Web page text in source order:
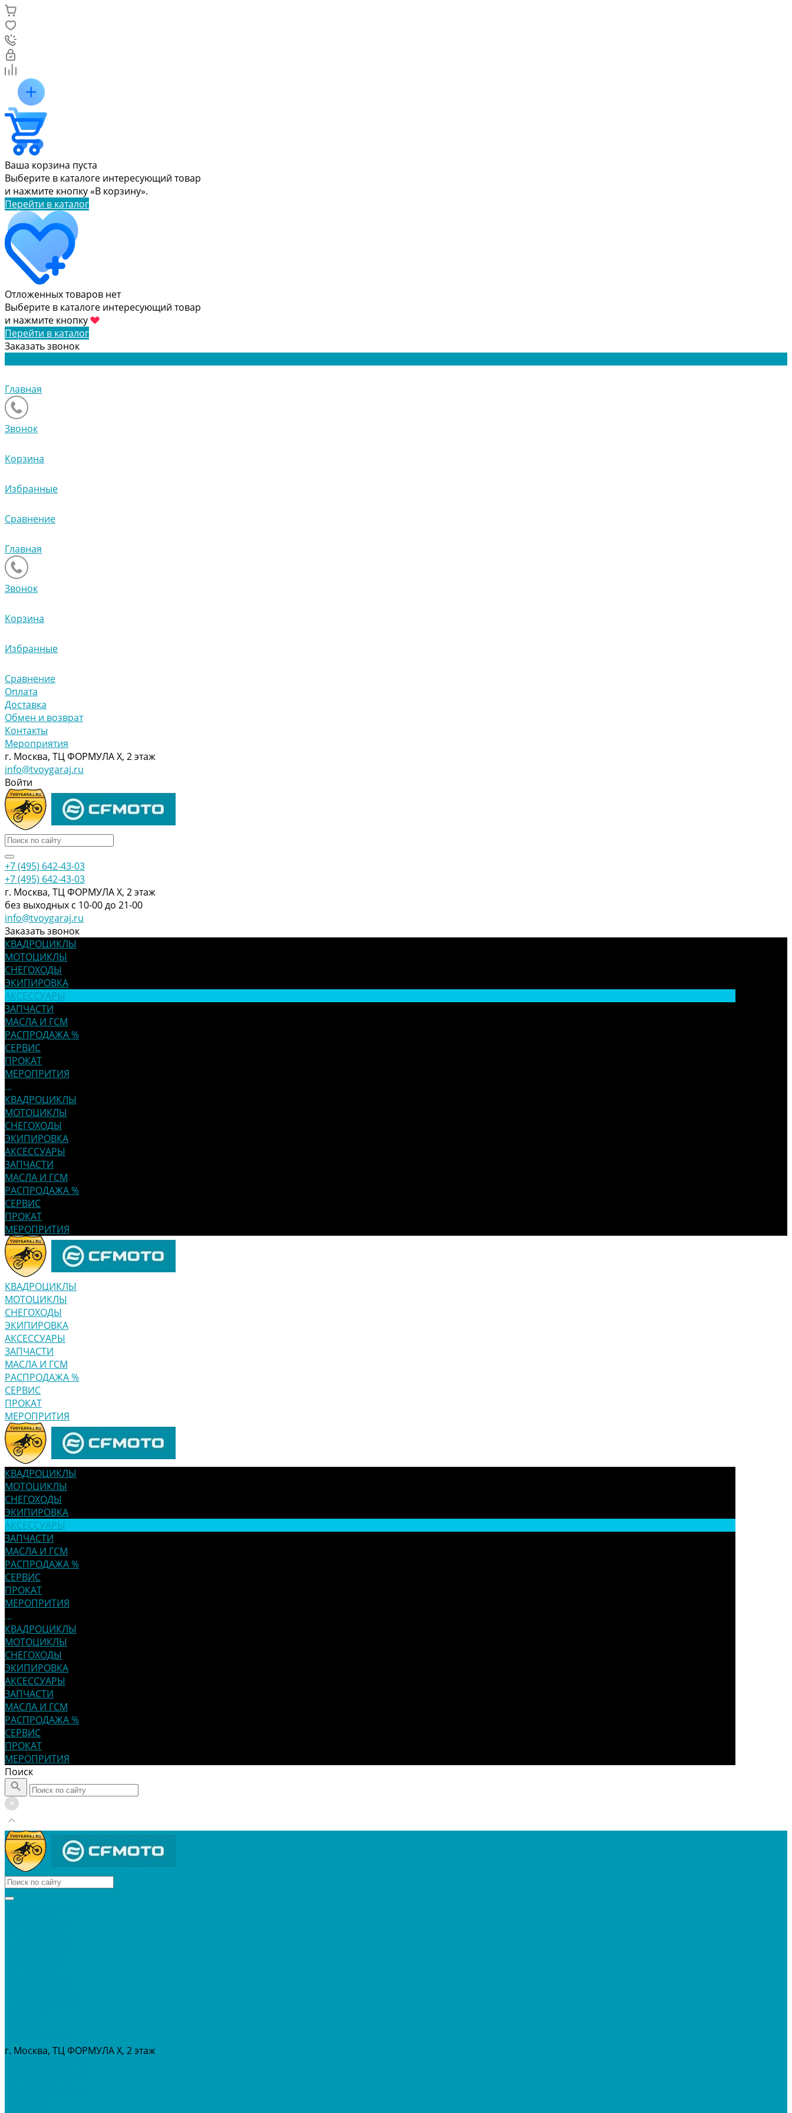
Ваша корзина пуста
Выберите в каталоге интересующий товар
и нажмите кнопку «В корзину».
Перейти в каталог
Отложенных товаров нет
Выберите в каталоге интересующий товар
и нажмите кнопку
Перейти в каталог
Заказать звонок
Главная
Звонок
Корзина
Избранные
Сравнение
Главная
Звонок
Корзина
Избранные
Сравнение
Оплата
Доставка
Обмен и возврат
Контакты
Мероприятия
г. Москва, ТЦ ФОРМУЛА Х, 2 этаж
info@tvoygaraj.ru
Войти
+7 (495) 642-43-03
+7 (495) 642-43-03
г. Москва, ТЦ ФОРМУЛА Х, 2 этаж
без выходных с 10-00 до 21-00
info@tvoygaraj.ru
Заказать звонок
КВАДРОЦИКЛЫ
МОТОЦИКЛЫ
СНЕГОХОДЫ
ЭКИПИРОВКА
АКСЕССУАРЫ
ЗАПЧАСТИ
МАСЛА И ГСМ
РАСПРОДАЖА %
СЕРВИС
ПРОКАТ
МЕРОПРИТИЯ
...
КВАДРОЦИКЛЫ
МОТОЦИКЛЫ
СНЕГОХОДЫ
ЭКИПИРОВКА
АКСЕССУАРЫ
ЗАПЧАСТИ
МАСЛА И ГСМ
РАСПРОДАЖА %
СЕРВИС
ПРОКАТ
МЕРОПРИТИЯ
КВАДРОЦИКЛЫ
МОТОЦИКЛЫ
СНЕГОХОДЫ
ЭКИПИРОВКА
АКСЕССУАРЫ
ЗАПЧАСТИ
МАСЛА И ГСМ
РАСПРОДАЖА %
СЕРВИС
ПРОКАТ
МЕРОПРИТИЯ
КВАДРОЦИКЛЫ
МОТОЦИКЛЫ
СНЕГОХОДЫ
ЭКИПИРОВКА
АКСЕССУАРЫ
ЗАПЧАСТИ
МАСЛА И ГСМ
РАСПРОДАЖА %
СЕРВИС
ПРОКАТ
МЕРОПРИТИЯ
...
КВАДРОЦИКЛЫ
МОТОЦИКЛЫ
СНЕГОХОДЫ
ЭКИПИРОВКА
АКСЕССУАРЫ
ЗАПЧАСТИ
МАСЛА И ГСМ
РАСПРОДАЖА %
СЕРВИС
ПРОКАТ
МЕРОПРИТИЯ
Поиск
г. Москва, ТЦ ФОРМУЛА Х, 2 этаж